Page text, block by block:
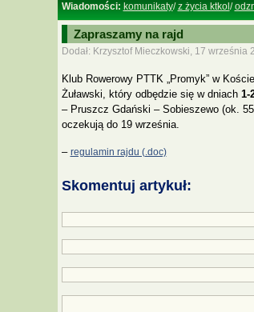
Wiadomości: komunikaty/z życia ktkol /
Zapraszamy na rajd
Dodał: Krzysztof Mieczkowski, 17 września
Klub Rowerowy PTTK „Promyk” w
Żuławski, który odbędzie się w dniach 1-
– Pruszcz Gdański – Sobieszewo (ok.
oczekują do 19 września.
– regulamin rajdu (.doc)
Skomentuj artykuł: